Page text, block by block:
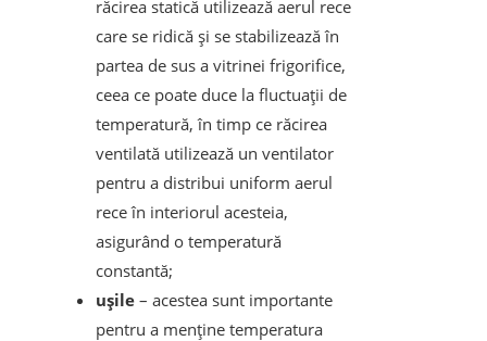
răcirea statică utilizează aerul rece
care se ridică și se stabilizează în
partea de sus a vitrinei frigorifice,
ceea ce poate duce la fluctuații de
temperatură, în timp ce răcirea
ventilată utilizează un ventilator
pentru a distribui uniform aerul
rece în interiorul acesteia,
asigurând o temperatură
constantă;
ușile – acestea sunt importante
pentru a menține temperatura